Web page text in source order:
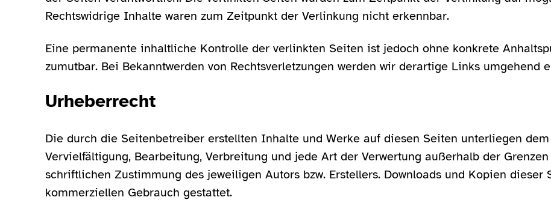
Rechtswidrige Inhalte waren zum Zeitpunkt der Verlinkung nicht erkennbar.
Eine permanente inhaltliche Kontrolle der verlinkten Seiten ist jedoch ohne konkrete
zumutbar. Bei Bekanntwerden von Rechtsverletzungen werden wir derartige Links umgehend
Urheberrecht
Die durch die Seitenbetreiber erstellten Inhalte und Werke auf diesen Seiten unterliegen
Vervielfältigung, Bearbeitung, Verbreitung und jede Art der Verwertung außerhalb der
schriftlichen Zustimmung des jeweiligen Autors bzw. Erstellers. Downloads und Kopien
kommerziellen Gebrauch gestattet.